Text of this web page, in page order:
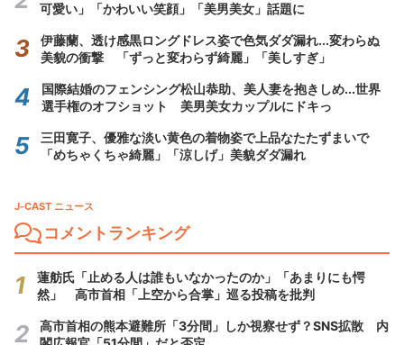
可愛い」「かわいい笑顔」「美男美女」話題に
伊藤蘭、透け感黒ロングドレス姿で色気ダダ漏れ...変わらぬ
美貌の衝撃 「ずっと変わらず綺麗」「美しすぎ」
国際結婚のフェンシング松山恭助、美人妻を抱きしめ...世界
選手権のオフショット 美男美女カップルにドキっ
三田寛子、優雅な淡い黄色の着物姿で上品なたたずまいで
「めちゃくちゃ綺麗」「涼しげ」美貌ダダ漏れ
J-CAST ニュース
コメントランキング
蓮舫氏「止める人は誰もいなかったのか」「あまりにも愕
然」 高市首相「上空から合掌」巡る投稿を批判
高市首相の熊本避難所「3分間」しか視察せず？SNS拡散 内